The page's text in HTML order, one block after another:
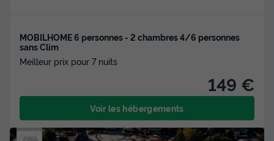
MOBILHOME 6 personnes - 2 chambres 4/6 personnes
sans Clim
Meilleur prix pour 7 nuits
149 €
Voir les hébergements